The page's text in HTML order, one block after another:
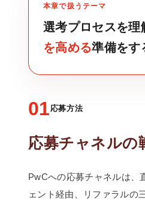
本章で扱うテーマ
選考プロセスを理
を高める準備をす
01応募方法
応募チャネルの
PwCへの応募チャネルは、
ェント経由、リファラルの